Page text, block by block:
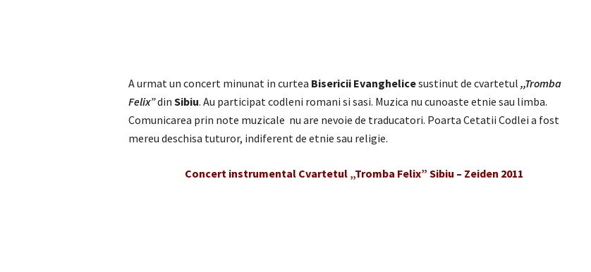
A urmat un concert minunat in curtea Bisericii Evanghelicesustinut de cvartetul ,,Tromba
Felix”din Sibiu. Au participat codleni romani si sasi. Muzica nu cunoaste etnie sau limba.
Comunicarea prin note muzicale nu are nevoie de traducatori. Poarta Cetatii Codlei a fost
mereu deschisa tuturor, indiferent de etnie sau religie.
Concert instrumental Cvartetul „Tromba Felix” Sibiu – Zeiden 2011